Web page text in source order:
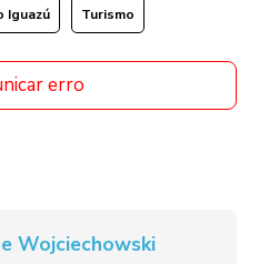
Iguazú Turismo
erro
Wojciechowski